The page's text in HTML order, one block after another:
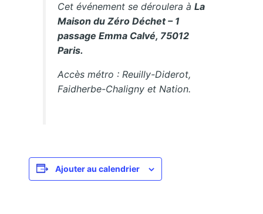
Cet événement se déroulera àLa
Maison du Zéro Déchet – 1
passage Emma Calvé, 75012
Paris.
Accès métro : Reuilly-Diderot,
Faidherbe-Chaligny et Nation.
Ajouter au calendrier